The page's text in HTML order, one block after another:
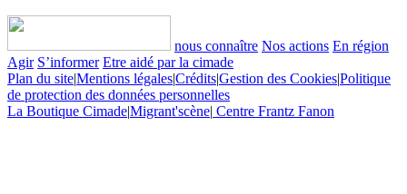
nous connaître Nos actions En région
Agir S’informer Etre aidé par la cimade
Plan du site|Mentions légales|Crédits|Gestion des Cookies|Politique
de protection des données personnelles
La Boutique Cimade|Migrant'scène| Centre Frantz Fanon